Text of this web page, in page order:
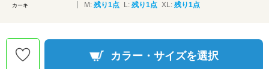
カーキ M: 残り1点 L: 残り1点 XL: 残り1点
カラー・サイズを選択